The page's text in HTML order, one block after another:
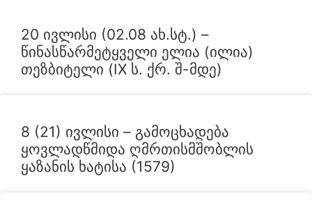
20 ივლისი (02.08 ახ.სტ.) –
წინასწარმეტყველი ელია (ილია)
თეზბიტელი (IX ს. ქრ. შ-მდე)
8 (21) ივლისი – გამოცხადება
ყოვლადწმიდა ღმრთისმშობლის
ყაზანის ხატისა (1579)